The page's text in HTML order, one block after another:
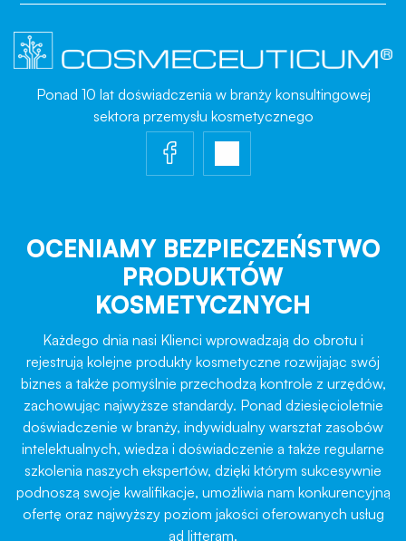
Ponad 10 lat doświadczenia w branży konsultingowej
sektora przemysłu kosmetycznego
OCENIAMY BEZPIECZEŃSTWO
PRODUKTÓW
KOSMETYCZNYCH
Każdego dnia nasi Klienci wprowadzają do obrotu i
rejestrują kolejne produkty kosmetyczne rozwijając swój
biznes a także pomyślnie przechodzą kontrole z urzędów,
zachowując najwyższe standardy. Ponad dziesięcioletnie
doświadczenie w branży, indywidualny warsztat zasobów
intelektualnych, wiedza i doświadczenie a także regularne
szkolenia naszych ekspertów, dzięki którym sukcesywnie
podnoszą swoje kwalifikacje, umożliwia nam konkurencyjną
ofertę oraz najwyższy poziom jakości oferowanych usług
ad litteram.